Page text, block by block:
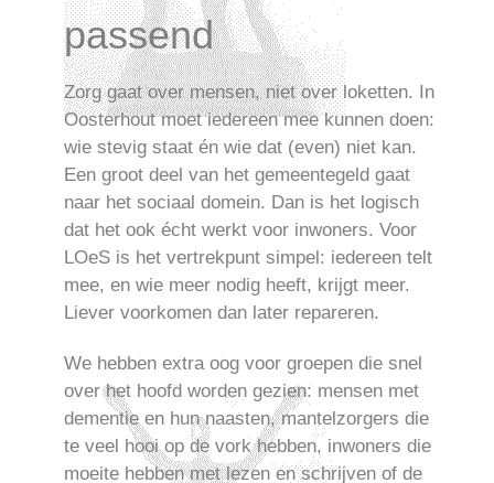
passend
Zorg gaat over mensen, niet over loketten. In
Oosterhout moet iedereen mee kunnen doen:
wie stevig staat én wie dat (even) niet kan.
Een groot deel van het gemeentegeld gaat
naar het sociaal domein. Dan is het logisch
dat het ook écht werkt voor inwoners. Voor
LOeS is het vertrekpunt simpel: iedereen telt
mee, en wie meer nodig heeft, krijgt meer.
Liever voorkomen dan later repareren.
We hebben extra oog voor groepen die snel
over het hoofd worden gezien: mensen met
dementie en hun naasten, mantelzorgers die
te veel hooi op de vork hebben, inwoners die
moeite hebben met lezen en schrijven of de